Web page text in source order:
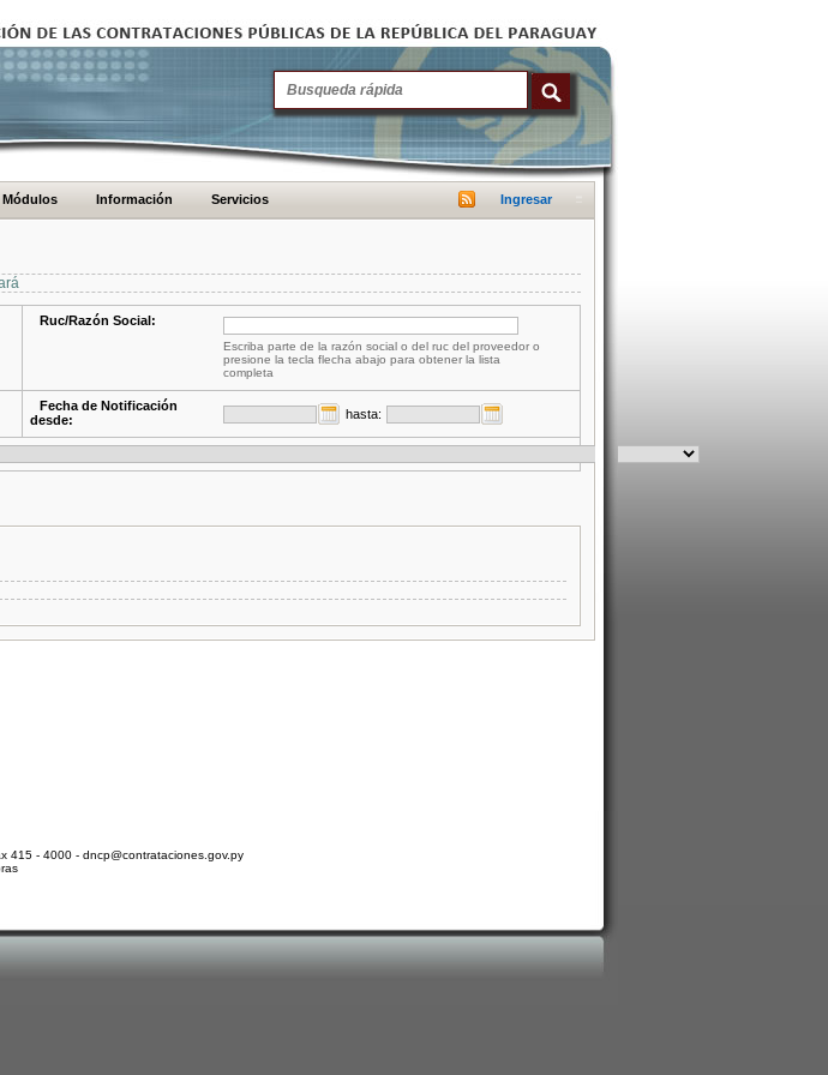
Módulos Información Servicios Ingresar
Ruc/Razón Social:
Escriba parte de la razón social o del ruc del proveedor o
presione la tecla flecha abajo para obtener la lista
completa
Fecha de Notificación
desde:
hasta:
415 - 4000 - dncp@contrataciones.gov.py